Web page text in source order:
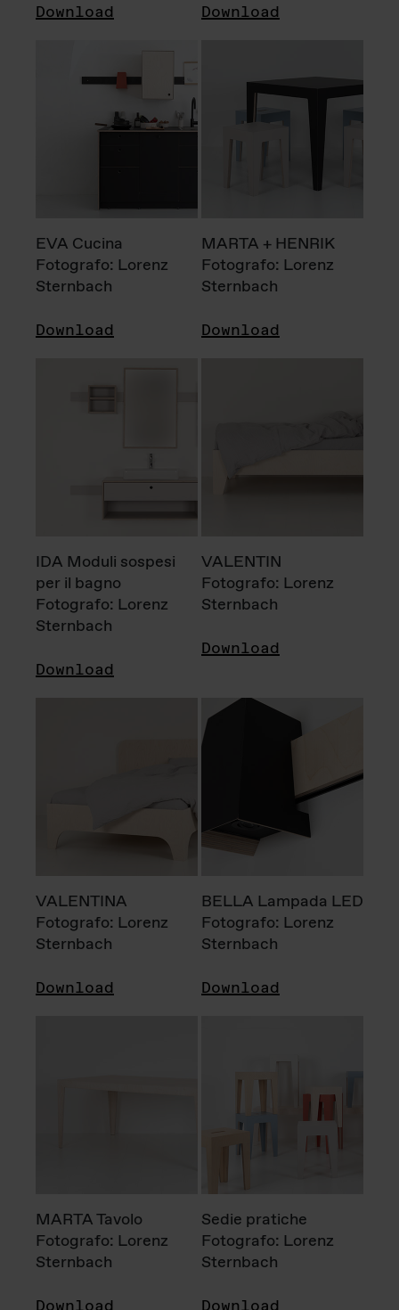
Download Download
EVA Cucina
Fotografo: Lorenz
Sternbach
Download
MARTA + HENRIK
Fotografo: Lorenz
Sternbach
Download
IDA Moduli sospesi
per il bagno
Fotografo: Lorenz
Sternbach
Download
VALENTIN
Fotografo: Lorenz
Sternbach
Download
VALENTINA
Fotografo: Lorenz
Sternbach
Download
BELLA Lampada LED
Fotografo: Lorenz
Sternbach
Download
MARTA Tavolo
Fotografo: Lorenz
Sternbach
Download
Sedie pratiche
Fotografo: Lorenz
Sternbach
Download